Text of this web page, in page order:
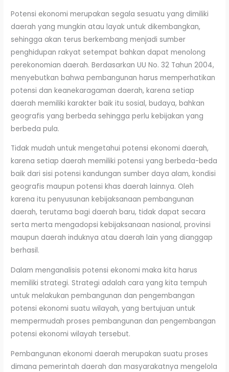
Potensi ekonomi merupakan segala sesuatu yang dimiliki
daerah yang mungkin atau layak untuk dikembangkan,
sehingga akan terus berkembang menjadi sumber
penghidupan rakyat setempat bahkan dapat menolong
perekonomian daerah. Berdasarkan UU No. 32 Tahun 2004,
menyebutkan bahwa pembangunan harus memperhatikan
potensi dan keanekaragaman daerah, karena setiap
daerah memiliki karakter baik itu sosial, budaya, bahkan
geografis yang berbeda sehingga perlu kebijakan yang
berbeda pula.
Tidak mudah untuk mengetahui potensi ekonomi daerah,
karena setiap daerah memiliki potensi yang berbeda-beda
baik dari sisi potensi kandungan sumber daya alam, kondisi
geografis maupun potensi khas daerah lainnya. Oleh
karena itu penyusunan kebijaksanaan pembangunan
daerah, terutama bagi daerah baru, tidak dapat secara
serta merta mengadopsi kebijaksanaan nasional, provinsi
maupun daerah induknya atau daerah lain yang dianggap
berhasil.
Dalam menganalisis potensi ekonomi maka kita harus
memiliki strategi. Strategi adalah cara yang kita tempuh
untuk melakukan pembangunan dan pengembangan
potensi ekonomi suatu wilayah, yang bertujuan untuk
mempermudah proses pembangunan dan pengembangan
potensi ekonomi wilayah tersebut.
Pembangunan ekonomi daerah merupakan suatu proses
dimana pemerintah daerah dan masyarakatnya mengelola